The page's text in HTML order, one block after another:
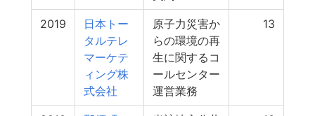
2019
日本トー
タルテレ
マーケテ
ィング株
式会社
原子力災害か
らの環境の再
生に関するコ
ールセンター
運営業務
13